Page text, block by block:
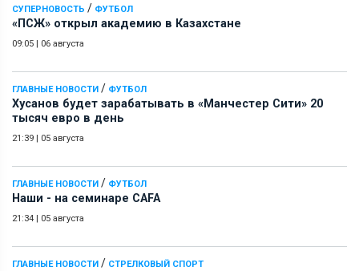
СУПЕРНОВОСТЬ / ФУТБОЛ
«ПСЖ» открыл академию в Казахстане
09:05 | 06 августа
ГЛАВНЫЕ НОВОСТИ / ФУТБОЛ
Хусанов будет зарабатывать в «Манчестер Сити» 20
тысяч евро в день
21:39 | 05 августа
ГЛАВНЫЕ НОВОСТИ / ФУТБОЛ
Наши - на семинаре СAFA
21:34 | 05 августа
ГЛАВНЫЕ НОВОСТИ / СТРЕЛКОВЫЙ СПОРТ